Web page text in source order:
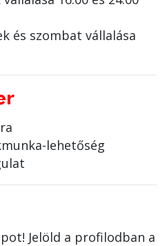
és szombat vállalása
lehetőség
Jelöld a profilodban a